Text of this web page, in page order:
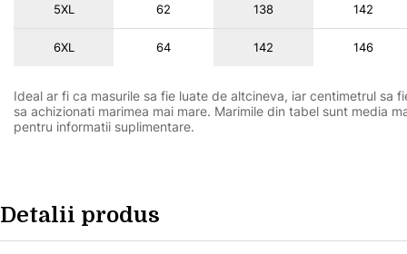
5XL
6XL
62
64
138
142
142
146
Ideal ar fi ca masurile sa fie luate de altcineva, iar centimetrul sa
sa achizionati marimea mai mare. Marimile din tabel sunt media
pentru informatii suplimentare.
Detalii produs